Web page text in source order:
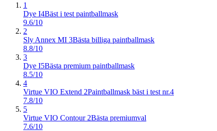
1
Dye I4Bäst i test paintballmask
9.6/10
2
Sly Annex MI 3Bästa billiga paintballmask
8.8/10
3
Dye I5Bästa premium paintballmask
8.5/10
4
Virtue VIO Extend 2Paintballmask bäst i test nr.4
7.8/10
5
Virtue VIO Contour 2Bästa premiumval
7.6/10